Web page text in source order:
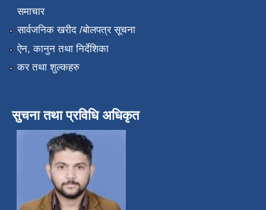
समाचार
सार्वजनिक खरीद /बोलपत्र सूचना
ऐन, कानुन तथा निर्देशिका
कर तथा शुल्कहरु
सुचना तथा प्रविधि अधिकृत